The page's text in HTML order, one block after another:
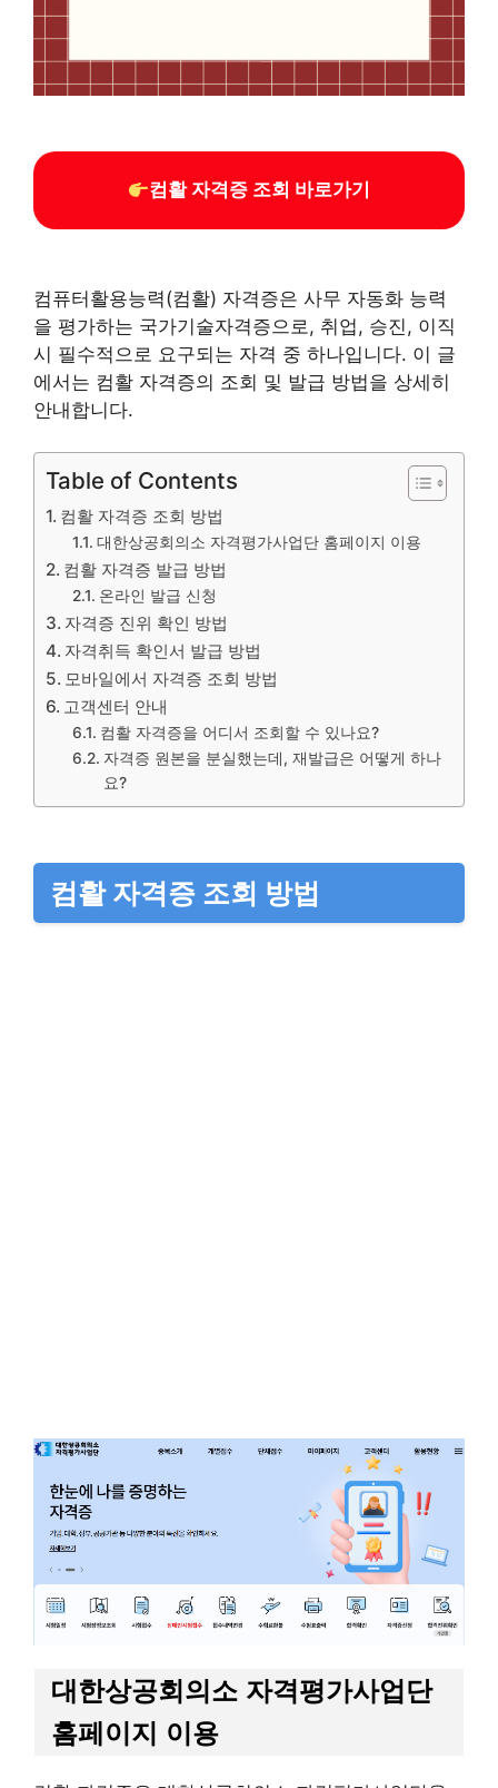
컴활 자격증 조회 바로가기
컴퓨터활용능력(컴활) 자격증은 사무 자동화 능력
을 평가하는 국가기술자격증으로, 취업, 승진, 이직
시 필수적으로 요구되는 자격 중 하나입니다. 이 글
에서는 컴활 자격증의 조회 및 발급 방법을 상세히
안내합니다.
Table of Contents
컴활 자격증 조회 방법
대한상공회의소 자격평가사업단 홈페이지 이용
컴활 자격증 발급 방법
온라인 발급 신청
자격증 진위 확인 방법
자격취득 확인서 발급 방법
모바일에서 자격증 조회 방법
고객센터 안내
컴활 자격증을 어디서 조회할 수 있나요?
자격증 원본을 분실했는데, 재발급은 어떻게 하나
요?
컴활 자격증 조회 방법
대한상공회의소 자격평가사업단
홈페이지 이용